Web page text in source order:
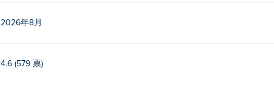
2026年8月
4.6 (579 票)